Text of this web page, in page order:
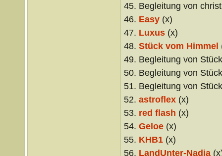
45. Begleitung von
46. Easy(x)
47. Luxus(x)
48. Stück vom Himmel
49. Begleitung von
50. Begleitung von
51. Begleitung von
52. astroflex(x)
53. red flash (x)
54. Geloe(x)
55. KHB1(x)
56. LandUnter-Nadja